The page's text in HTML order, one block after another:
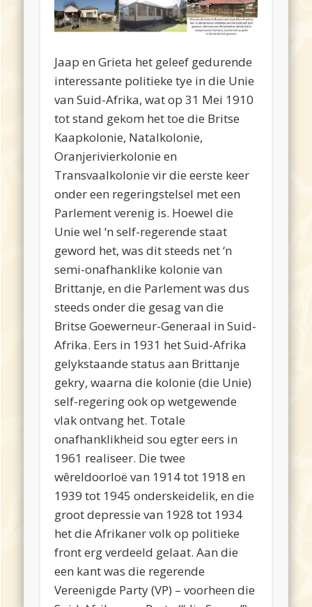
Jaap en Grieta het geleef gedurende
interessante politieke tye in die Unie
van Suid-Afrika, wat op 31 Mei 1910
tot stand gekom het toe die Britse
Kaapkolonie, Natalkolonie,
Oranjerivierkolonie en
Transvaalkolonie vir die eerste keer
onder een regeringstelsel met een
Parlement verenig is. Hoewel die
Unie wel ‘n self-regerende staat
geword het, was dit steeds net ‘n
semi-onafhanklike kolonie van
Brittanje, en die Parlement was dus
steeds onder die gesag van die
Britse Goewerneur-Generaal in Suid-
Afrika. Eers in 1931 het Suid-Afrika
gelykstaande status aan Brittanje
gekry, waarna die kolonie (die Unie)
self-regering ook op wetgewende
vlak ontvang het. Totale
onafhanklikheid sou egter eers in
1961 realiseer. Die twee
wêreldoorloë van 1914 tot 1918 en
1939 tot 1945 onderskeidelik, en die
groot depressie van 1928 tot 1934
het die Afrikaner volk op politieke
front erg verdeeld gelaat. Aan die
een kant was die regerende
Vereenigde Party (VP) – voorheen die